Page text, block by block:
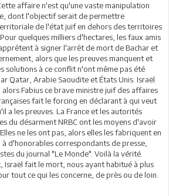
affaire n'est qu'une vaste manipulation
dont l'objectif serait de permettre
de l'état juif en dehors des territoires
quelques milliers d'hectares, les faux amis
à signer l'arrêt de mort de Bachar et
alors que les preuves manquent et
solutions à ce conflit n'ont même pas été
Qatar, Arabie Saoudite et États Unis. Israël
Fabius ce brave ministre juif des affaires
fait le forcing en déclarant à qui veut
a les preuves. La France et les autorités
du désarment NRBC ont les moyens d'avoir
ne les ont pas, alors elles les fabriquent en
d'honorables correspondants de presse,
du journal "Le Monde". Voilà la vérité.
Israël fait le mort, nous ayant habitué à plus
tout ce qui les concerne, de près ou de loin.